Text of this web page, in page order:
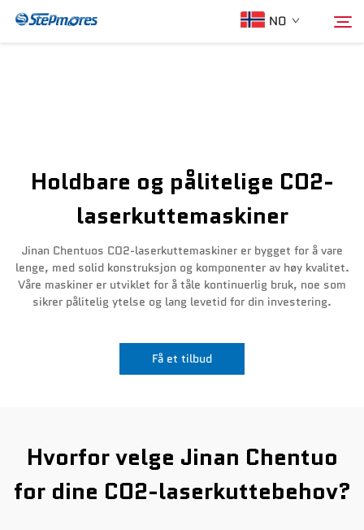
NO
Veileder
Kjøp
Kontakt Oss
Holdbare og pålitelige CO2-
laserkuttemaskiner
Jinan Chentuos CO2-laserkuttemaskiner er bygget for å vare
lenge, med solid konstruksjon og komponenter av høy kvalitet.
Våre maskiner er utviklet for å tåle kontinuerlig bruk, noe som
sikrer pålitelig ytelse og lang levetid for din investering.
Få et tilbud
Hvorfor velge Jinan Chentuo
for dine CO2-laserkuttebehov?